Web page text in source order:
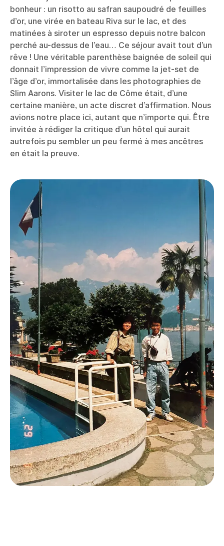
bonheur : un risotto au safran saupoudré de feuilles
d’or, une virée en bateau Riva sur le lac, et des
matinées à siroter un espresso depuis notre balcon
perché au-dessus de l’eau… Ce séjour avait tout d’un
rêve ! Une véritable parenthèse baignée de soleil qui
donnait l’impression de vivre comme la jet-set de
l’âge d’or, immortalisée dans les photographies de
Slim Aarons. Visiter le lac de Côme était, d’une
certaine manière, un acte discret d’affirmation. Nous
avions notre place ici, autant que n’importe qui. Être
invitée à rédiger la critique d’un hôtel qui aurait
autrefois pu sembler un peu fermé à mes ancêtres
en était la preuve.